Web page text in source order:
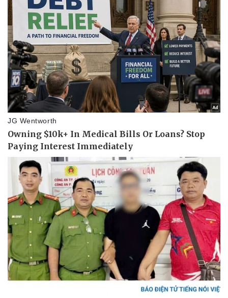
Pháp luật
Vụ án
Quân sự - Quốc phòng
Vũ khí
Việt Nam